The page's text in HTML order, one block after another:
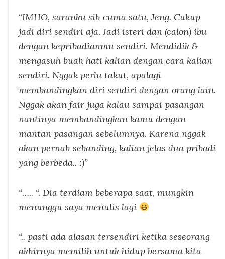
“IMHO, saranku sih cuma satu, Jeng. Cukup
jadi diri sendiri aja. Jadi isteri dan (calon) ibu
dengan kepribadianmu sendiri. Mendidik &
mengasuh buah hati kalian dengan cara kalian
sendiri. Nggak perlu takut, apalagi
membandingkan diri sendiri dengan orang lain.
Nggak akan fair juga kalau sampai pasangan
nantinya membandingkan kamu dengan
mantan pasangan sebelumnya. Karena nggak
akan pernah sebanding, kalian jelas dua pribadi
yang berbeda.. :)”
“….. “. Dia terdiam beberapa saat, mungkin
menunggu saya menulis lagi
“.. pasti ada alasan tersendiri ketika seseorang
akhirnya memilih untuk hidup bersama kita